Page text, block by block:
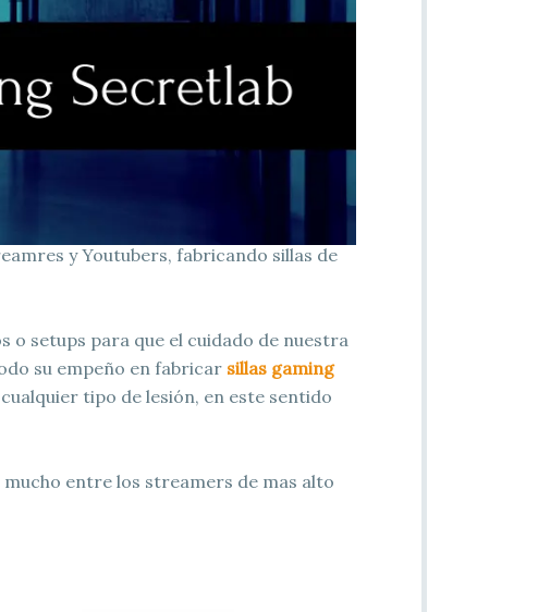
y Youtubers, fabricando sillas de
o setups para que el cuidado de nuestra
su empeño en fabricar sillas gaming
tipo de lesión, en este sentido
entre los streamers de mas alto